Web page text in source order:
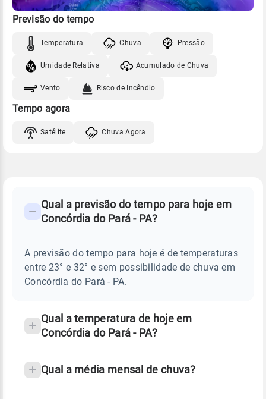
Previsão do tempo
Temperatura Chuva Pressão
Umidade Relativa Acumulado de Chuva
Vento Risco de Incêndio
Tempo agora
Satélite Chuva Agora
TEMPO
CONCÓRDIA
Perguntas
sobre
chuva
Qual a previsão do tempo para hoje em
Concórdia do Pará - PA?
A previsão do tempo para hoje é de temperaturas
entre 23° e 32° e sem possibilidade de chuva em
Concórdia do Pará - PA.
Qual a temperatura de hoje em
Concórdia do Pará - PA?
Qual a média mensal de chuva?